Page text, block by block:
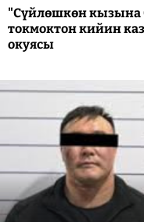
"Сүйлөшкөн кызына
токмоктон кийин
окуясы